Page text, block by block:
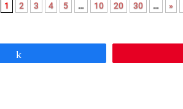
1 2 3 4 5 … 10 20 30 … »